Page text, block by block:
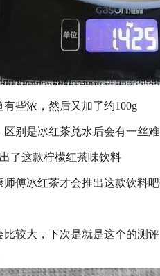
些浓，然后又加了约100g
别是冰红茶兑水后会有一丝
了这款柠檬红茶味饮料
师傅冰红茶才会推出这款饮
比较大，下次是就是这个的测评